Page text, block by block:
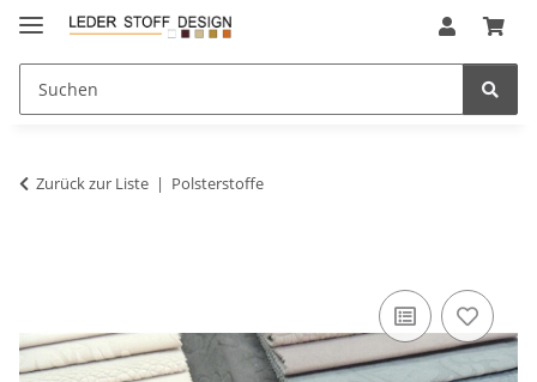
Zurück zur Liste Polsterstoffe